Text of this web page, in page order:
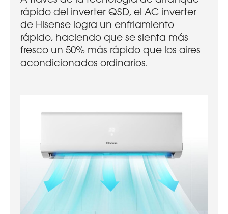
rápido del inverter QSD, el AC inverter
de Hisense logra un enfriamiento
rápido, haciendo que se sienta más
fresco un 50% más rápido que los aires
acondicionados ordinarios.